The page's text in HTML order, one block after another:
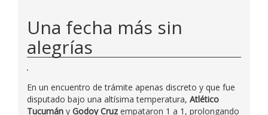
Una fecha más sin
alegrías
En un encuentro de trámite apenas discreto y que fue
disputado bajo una altísima temperatura, Atlético
Tucumán y Godoy Cruzempataron 1 a 1, prolongando